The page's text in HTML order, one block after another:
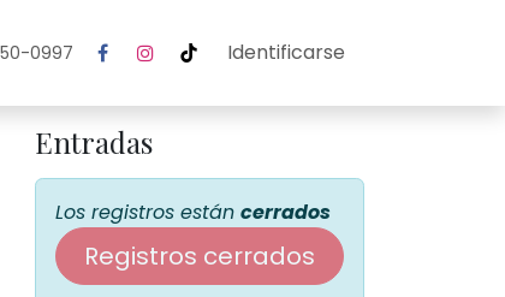
0997 Identificarse
Entradas
Los registros están cerrados
Registros cerrados